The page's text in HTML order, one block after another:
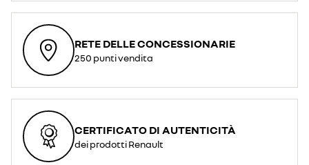
RETE DELLE CONCESSIONARIE
250 punti vendita
CERTIFICATO DI AUTENTICITÀ
dei prodotti Renault